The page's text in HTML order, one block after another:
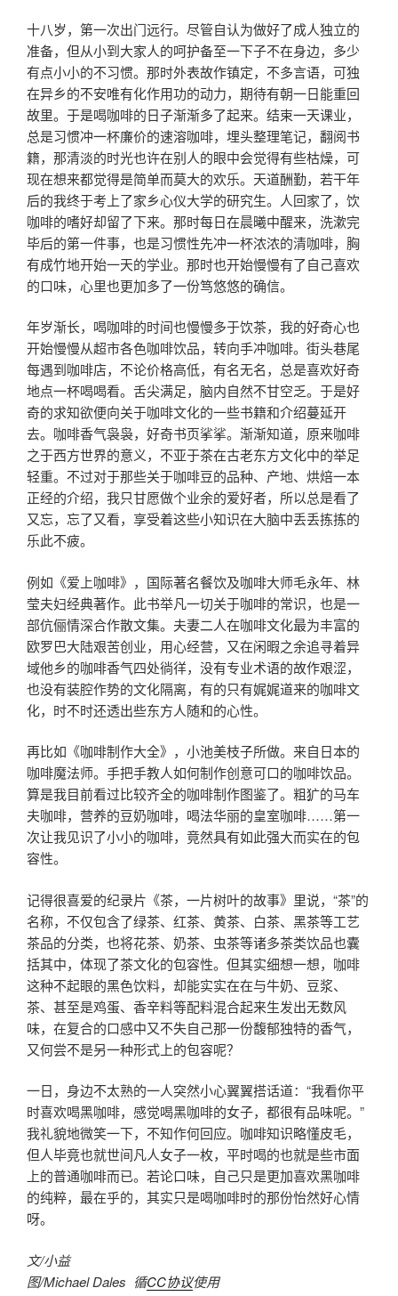
十八岁，第一次出门远行。尽管自认为做好了成人独立的
准备，但从小到大家人的呵护备至一下子不在身边，多少
有点小小的不习惯。那时外表故作镇定，不多言语，可独
在异乡的不安唯有化作用功的动力，期待有朝一日能重回
故里。于是喝咖啡的日子渐渐多了起来。结束一天课业，
总是习惯冲一杯廉价的速溶咖啡，埋头整理笔记，翻阅书
籍，那清淡的时光也许在别人的眼中会觉得有些枯燥，可
现在想来都觉得是简单而莫大的欢乐。天道酬勤，若干年
后的我终于考上了家乡心仪大学的研究生。人回家了，饮
咖啡的嗜好却留了下来。那时每日在晨曦中醒来，洗漱完
毕后的第一件事，也是习惯性先冲一杯浓浓的清咖啡，胸
有成竹地开始一天的学业。那时也开始慢慢有了自己喜欢
的口味，心里也更加多了一份笃悠悠的确信。
年岁渐长，喝咖啡的时间也慢慢多于饮茶，我的好奇心也
开始慢慢从超市各色咖啡饮品，转向手冲咖啡。街头巷尾
每遇到咖啡店，不论价格高低，有名无名，总是喜欢好奇
地点一杯喝喝看。舌尖满足，脑内自然不甘空乏。于是好
奇的求知欲便向关于咖啡文化的一些书籍和介绍蔓延开
去。咖啡香气袅袅，好奇书页挲挲。渐渐知道，原来咖啡
之于西方世界的意义，不亚于茶在古老东方文化中的举足
轻重。不过对于那些关于咖啡豆的品种、产地、烘焙一本
正经的介绍，我只甘愿做个业余的爱好者，所以总是看了
又忘，忘了又看，享受着这些小知识在大脑中丢丢拣拣的
乐此不疲。
例如《爱上咖啡》，国际著名餐饮及咖啡大师毛永年、林
莹夫妇经典著作。此书举凡一切关于咖啡的常识，也是一
部伉俪情深合作散文集。夫妻二人在咖啡文化最为丰富的
欧罗巴大陆艰苦创业，用心经营，又在闲暇之余追寻着异
域他乡的咖啡香气四处徜徉，没有专业术语的故作艰涩，
也没有装腔作势的文化隔离，有的只有娓娓道来的咖啡文
化，时不时还透出些东方人随和的心性。
再比如《咖啡制作大全》，小池美枝子所做。来自日本的
咖啡魔法师。手把手教人如何制作创意可口的咖啡饮品。
算是我目前看过比较齐全的咖啡制作图鉴了。粗犷的马车
夫咖啡，营养的豆奶咖啡，喝法华丽的皇室咖啡……第一
次让我见识了小小的咖啡，竟然具有如此强大而实在的包
容性。
记得很喜爱的纪录片《茶，一片树叶的故事》里说，“茶”的
名称，不仅包含了绿茶、红茶、黄茶、白茶、黑茶等工艺
茶品的分类，也将花茶、奶茶、虫茶等诸多茶类饮品也囊
括其中，体现了茶文化的包容性。但其实细想一想，咖啡
这种不起眼的黑色饮料，却能实实在在与牛奶、豆浆、
茶、甚至是鸡蛋、香辛料等配料混合起来生发出无数风
味，在复合的口感中又不失自己那一份馥郁独特的香气，
又何尝不是另一种形式上的包容呢？
一日，身边不太熟的一人突然小心翼翼搭话道：“我看你平
时喜欢喝黑咖啡，感觉喝黑咖啡的女子，都很有品味呢。”
我礼貌地微笑一下，不知作何回应。咖啡知识略懂皮毛，
但人毕竟也就世间凡人女子一枚，平时喝的也就是些市面
上的普通咖啡而已。若论口味，自己只是更加喜欢黑咖啡
的纯粹，最在乎的，其实只是喝咖啡时的那份怡然好心情
呀。
文/小益
图/Michael Dales 循CC协议使用